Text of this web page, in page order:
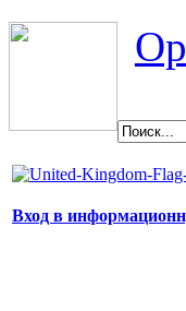
Вход в